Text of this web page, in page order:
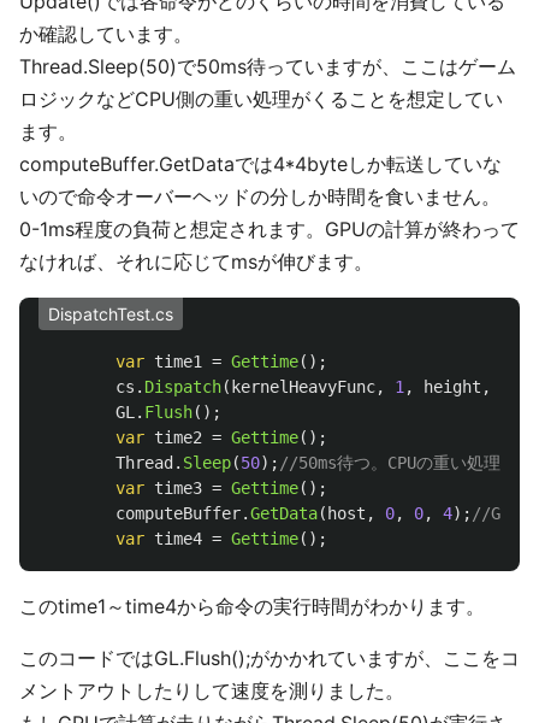
か確認しています。
Thread.Sleep(50)で50ms待っていますが、ここはゲーム
ロジックなどCPU側の重い処理がくることを想定してい
ます。
computeBuffer.GetDataでは4*4byteしか転送していな
いので命令オーバーヘッドの分しか時間を食いません。
0-1ms程度の負荷と想定されます。GPUの計算が終わって
なければ、それに応じてmsが伸びます。
DispatchTest.cs
var time1 = Gettime();
cs . Dispatch( kernelHeavyFunc, 1 , height ,
GL . Flush();
var time2 = Gettime();
Thread . Sleep(50); //50ms待つ。CPUの重い処理を想
var time3 = Gettime();
computeBuffer.GetData( host , 0, 0, 4); //GPU
var time4 = Gettime();
このtime1～time4から命令の実行時間がわかります。
このコードではGL.Flush();がかかれていますが、ここをコ
メントアウトしたりして速度を測りました。